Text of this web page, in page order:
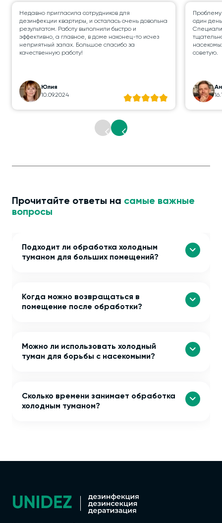
Недавно пригласила сотрудников для
дезинфекции квартиры, и осталась очень довольна
результатом. Работу выполнили быстро и
эффективно, а главное, в доме наконец-то исчез
неприятный запах. Большое спасибо за
качественную работу!
Юлия
10.09.2024
один
советую.
Прочитайте ответы на самые важные
вопросы
Подходит ли обработка холодным
туманом для больших помещений?
Когда можно возвращаться в
помещение после обработки?
Можно ли использовать холодный
туман для борьбы с насекомыми?
Сколько времени занимает обработка
холодным туманом?